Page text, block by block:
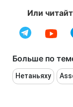
Или
Больше по
Нетаньяху